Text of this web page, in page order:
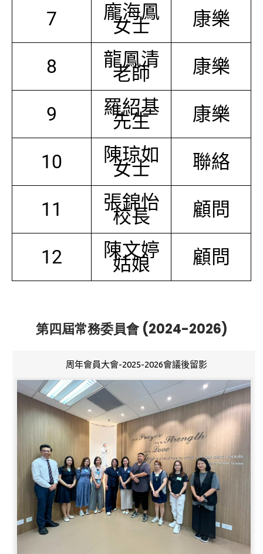
7 龐海鳳
女士 康樂
8 龍鳳清
老師 康樂
9 羅紹基
先生 康樂
10 陳琼如
女士 聯絡
11 張錦怡
校長 顧問
12 陳文婷
姑娘 顧問
第四屆常務委員會 (2024-2026)
周年會員大會-2025-2026會議後留影